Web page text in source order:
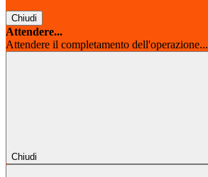
Chiudi
Attendere...
Attendere il completamento dell'operazione...
Chiudi